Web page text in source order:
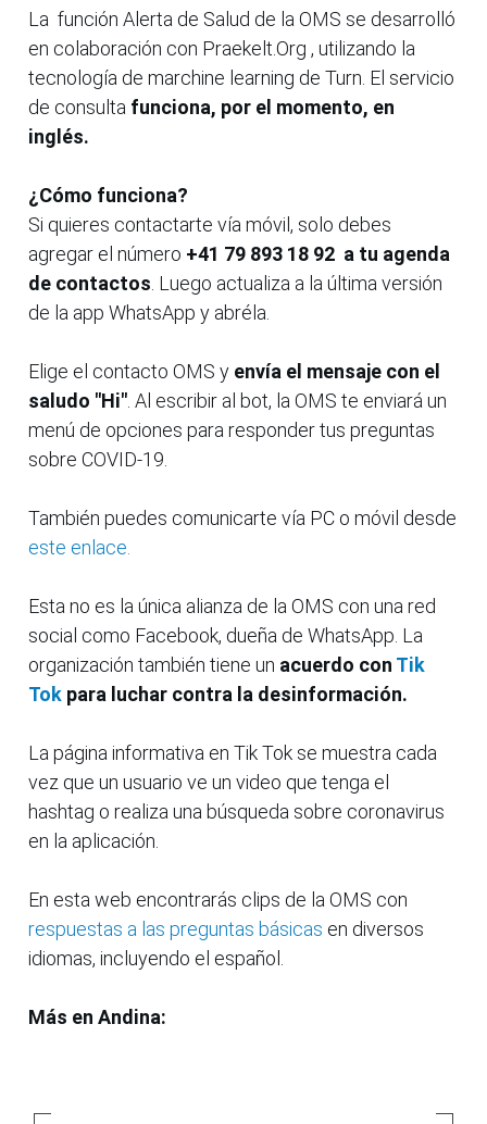
La función Alerta de Salud de la OMS se desarrolló
en colaboración con Praekelt.Org , utilizando la
tecnología de marchine learning de Turn. El servicio
de consulta funciona, por el momento, en
inglés.
¿Cómo funciona?
Si quieres contactarte vía móvil, solo debes
agregar el número +41 79 893 18 92 a tu agenda
de contactos . Luego actualiza a la última versión
de la app WhatsApp y abréla.
Elige el contacto OMS y envía el mensaje con el
saludo "Hi" . Al escribir al bot, la OMS te enviará un
menú de opciones para responder tus preguntas
sobre COVID-19.
También puedes comunicarte vía PC o móvil desde
este enlace.
Esta no es la única alianza de la OMS con una red
social como Facebook, dueña de WhatsApp. La
organización también tiene un acuerdo con Tik
Tok para luchar contra la desinformación.
La página informativa en Tik Tok se muestra cada
vez que un usuario ve un video que tenga el
hashtag o realiza una búsqueda sobre coronavirus
en la aplicación.
En esta web encontrarás clips de la OMS con
respuestas a las preguntas básicas en diversos
idiomas, incluyendo el español.
Más en Andina: